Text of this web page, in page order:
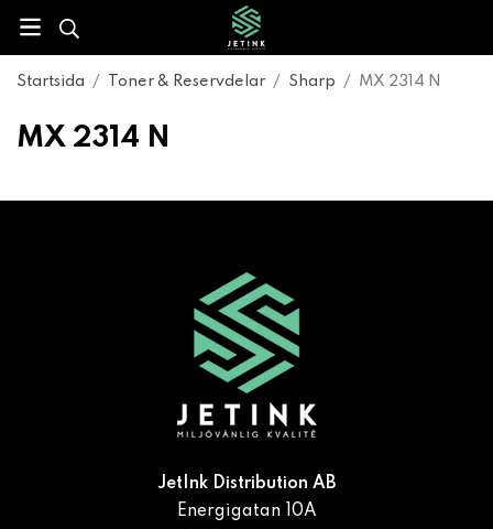
Startsida / Toner & Reservdelar / Sharp / MX 2314 N
MX 2314 N
JetInk Distribution AB
Energigatan 10A